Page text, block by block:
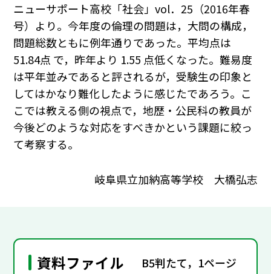
ニューサポート高校「社会」vol．25（2016年春
号）より。今年度の倫理の問題は，大問の構成，
問題総数ともに例年通りであった。平均点は
51.84点 で，昨年より 1.55 点低くなった。難易度
は平年並みであると評されるが，受験生の印象と
してはかなり難化したように感じたであろう。こ
こでは教える側の視点で，地歴・公民科の教員が
今後どのような対応をすべきかという課題に絞っ
て考察する。
岐阜県立加納高等学校 大橋弘志
資料ファイル B5判たて，1ページ